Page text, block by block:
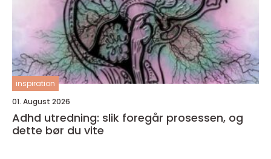
inspiration
01. August 2026
Adhd utredning: slik foregår prosessen, og
dette bør du vite